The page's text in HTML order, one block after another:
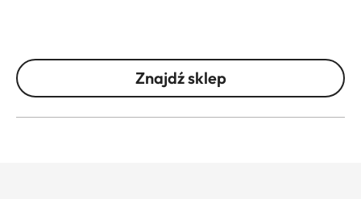
Znajdź sklep